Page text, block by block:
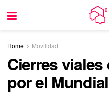
Home Movilidad
Cierres
por el Mundial